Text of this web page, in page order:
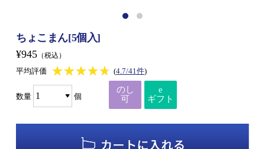
ちょこまん[5個入]
¥945 （税込）
平均評価 ★★★★★
★★★★★ (4.7/41件)
数量 個
のし
可
e
ギフト